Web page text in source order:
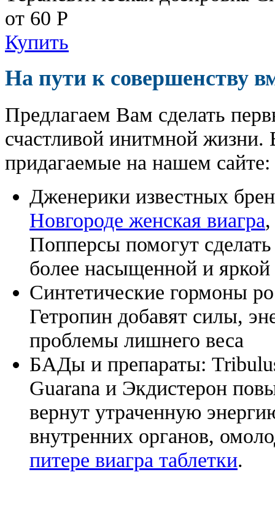
от 60 Р
Купить
На пути к совершенству
Предлагаем Вам сделать
счастливой инитмной жизни.
придагаемые на нашем сайте:
Дженерики известных
Новгороде женская виагра
Попперсы помогут
более насыщенной и яркой
Синтетические гормоны
Гетропин добавят силы,
проблемы лишнего веса
БАДы и препараты:
Guarana и Экдистерон
вернут утраченную
внутренних органов,
питере виагра таблетки.